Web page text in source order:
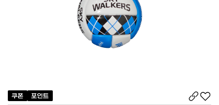
최근 검색어가 없습니다.
인기 검색어
쿠폰 포인트 주소복사
좋아